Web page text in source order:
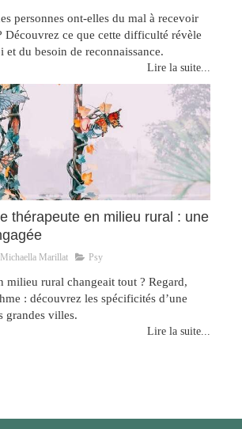
personnes ont-elles du mal à recevoir
Découvrez ce que cette difficulté révèle
et du besoin de reconnaissance.
Lire la suite...
thérapeute en milieu rural : une
Michaella Marillat Psy
milieu rural changeait tout ? Regard,
: découvrez les spécificités d’une
grandes villes.
Lire la suite...